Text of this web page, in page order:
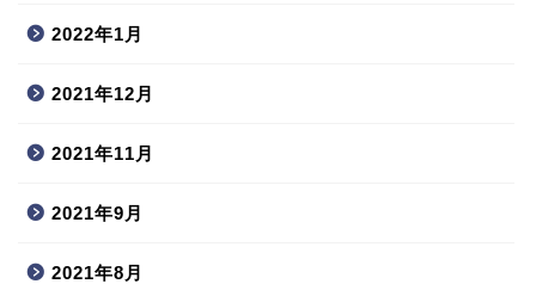
2022年1月
2021年12月
2021年11月
2021年9月
2021年8月